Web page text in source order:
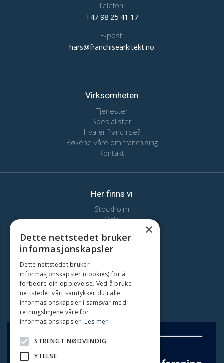
Telefon:
+47 98 25 41 17
E-post:
hars@franchisearkitekt.no
Virksomheten
Tjenester
Spesialister
Hva er franchise?
Bøkene våre om franchising
Kontakt
Her finns vi
Stockholm
Oslo
Gøteborg
Malmö
×
Dette nettstedet bruker
informasjonskapsler
Dette nettstedet bruker
informasjonskapsler (cookies) for å
forbedre din opplevelse. Ved å bruke
nettstedet vårt samtykker du i alle
informasjonskapsler i samsvar med
retningslinjene våre for
informasjonskapsler. Les mer
STRENGT NØDVENDIG
YTELSE